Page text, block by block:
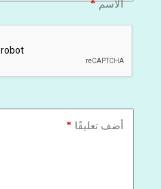
الاسم*
أضف تعليقًا *